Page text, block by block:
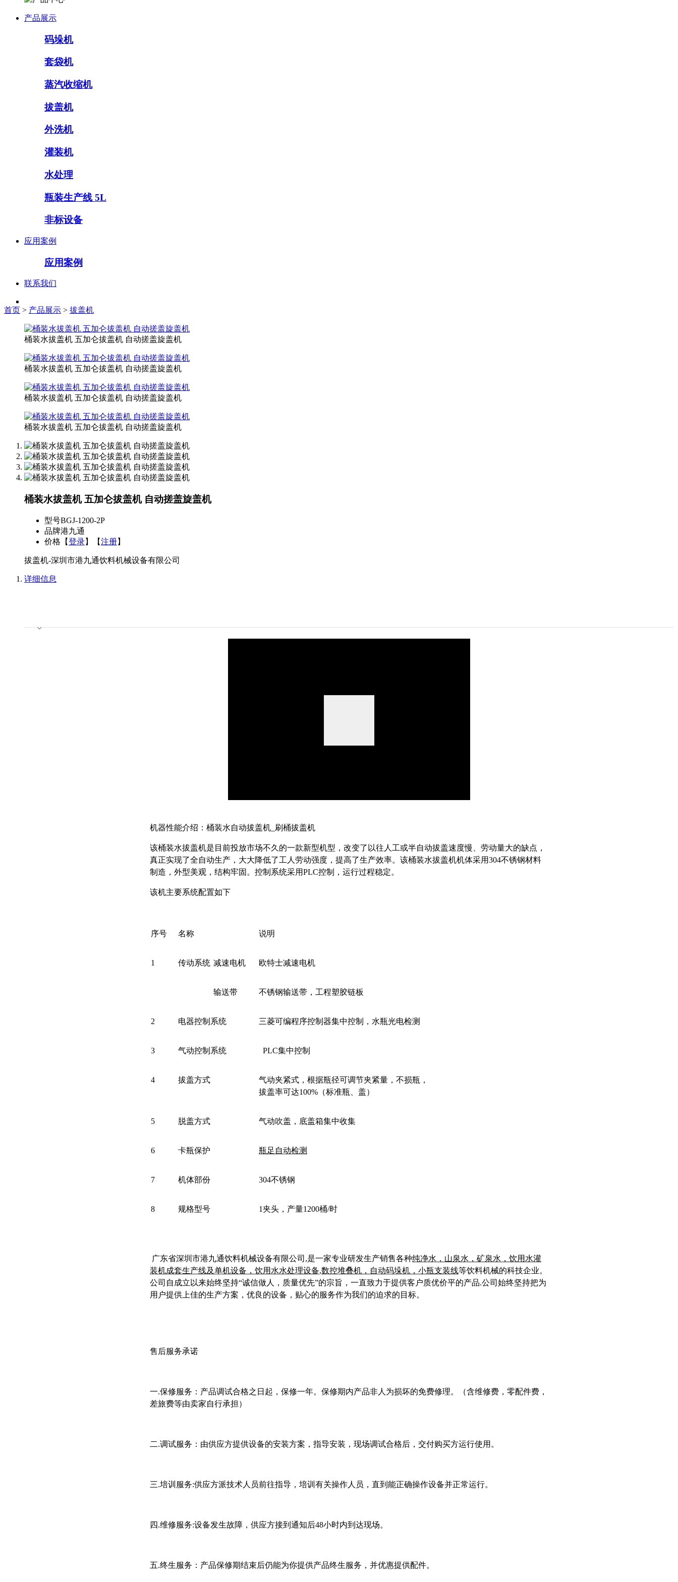
产品展示
码垛机
套袋机
蒸汽收缩机
拔盖机
外洗机
灌装机
水处理
瓶装生产线 5L
非标设备
应用案例
应用案例
联系我们
首页 > 产品展示 > 拔盖机
桶装水拔盖机 五加仑拔盖机 自动搓盖旋盖机
桶装水拔盖机 五加仑拔盖机 自动搓盖旋盖机
桶装水拔盖机 五加仑拔盖机 自动搓盖旋盖机
桶装水拔盖机 五加仑拔盖机 自动搓盖旋盖机
桶装水拔盖机 五加仑拔盖机 自动搓盖旋盖机
型号BGJ-1200-2P
品牌港九通
价格 【登录】【注册】
拔盖机-深圳市港九通饮料机械设备有限公司
详细信息
机器性能介绍：桶装水自动拔盖机_刷桶拔盖机
该桶装水拔盖机是目前投放市场不久的一款新型机型，改变了以往人工或半自动拔盖速度慢、劳动量大的缺点，
真正实现了全自动生产，大大降低了工人劳动强度，提高了生产效率。该桶装水拔盖机机体采用304不锈钢材料
制造，外型美观，结构牢固。控制系统采用PLC控制，运行过程稳定。
该机主要系统配置如下
序号 名称 说明
1 传动系统 减速电机 欧特士减速电机
输送带 不锈钢输送带，工程塑胶链板
2 电器控制系统 三菱可编程序控制器集中控制，水瓶光电检测
3 气动控制系统 PLC集中控制
4 拔盖方式
气动夹紧式，根据瓶径可调节夹紧量，不损瓶，
拔盖率可达100%（标准瓶、盖）
5 脱盖方式 气动吹盖，底盖箱集中收集
6 卡瓶保护 瓶足自动检测
7 机体部份 304不锈钢
8 规格型号 1夹头，产量1200桶/时
广东省深圳市港九通饮料机械设备有限公司,是一家专业研发生产销售各种纯净水，山泉水，矿泉水，饮用水灌
装机成套生产线及单机设备，饮用水水处理设备,数控堆叠机，自动码垛机，小瓶支装线等饮料机械的科技企业。
公司自成立以来始终坚持“诚信做人，质量优先”的宗旨，一直致力于提供客户质优价平的产品.公司始终坚持把为
用户提供上佳的生产方案，优良的设备，贴心的服务作为我们的迫求的目标。
售后服务承诺
一.保修服务： 产品调试合格之日起，保修一年。保修期内产品非人为损坏的免费修理。（含维修费，零配件费，
差旅费等由卖家自行承担）
二.调试服务： 由供应方提供设备的安装方案，指导安装，现场调试合格后，交付购买方运行使用。
三.培训服务:供应方派技术人员前往指导，培训有关操作人员，直到能正确操作设备并正常运行。
四.维修服务:设备发生故障，供应方接到通知后48小时内到达现场。
五.终生服务： 产品保修期结束后仍能为你提供产品终生服务，并优惠提供配件。